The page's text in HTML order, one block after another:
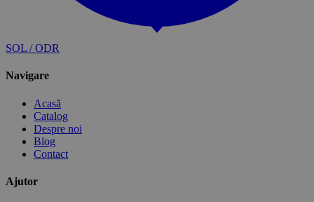
SOL / ODR
Navigare
Acasă
Catalog
Despre noi
Blog
Contact
Ajutor